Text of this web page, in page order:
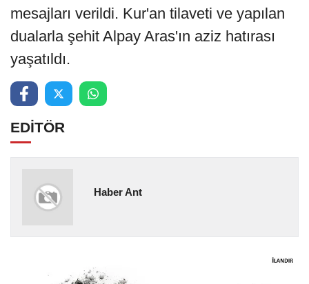
mesajları verildi. Kur'an tilaveti ve yapılan
dualarla şehit Alpay Aras'ın aziz hatırası
yaşatıldı.
EDİTÖR
Haber Ant